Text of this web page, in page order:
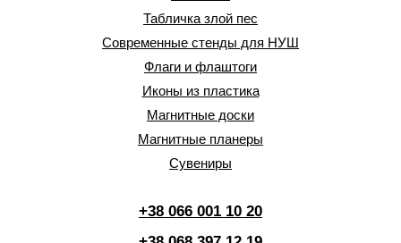
Табличка злой пес
Современные стенды для НУШ
Флаги и флаштоги
Иконы из пластика
Магнитные доски
Магнитные планеры
Сувениры
+38 066 001 10 20